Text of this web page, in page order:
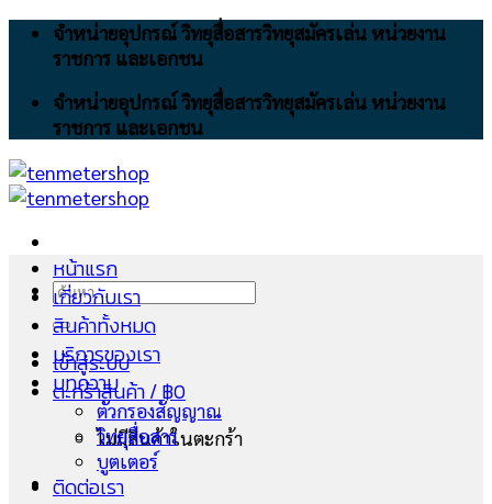
Skip
จำหน่ายอุปกรณ์ วิทยุสื่อสารวิทยุสมัครเล่น หน่วยงาน
ราชการ และเอกชน
จำหน่ายอุปกรณ์ วิทยุสื่อสารวิทยุสมัครเล่น หน่วยงาน
ราชการ และเอกชน
ค้นหา:
เข้าสู่ระบบ
ตะกร้าสินค้า /฿0
ไม่มีสินค้าในตะกร้า
หน้าแรก
เกี่ยวกับเรา
สินค้าทั้งหมด
บริการของเรา
บทความ
ตัวกรองสัญญาณ
วิทยุสื่อสาร
บูตเตอร์
ติดต่อเรา